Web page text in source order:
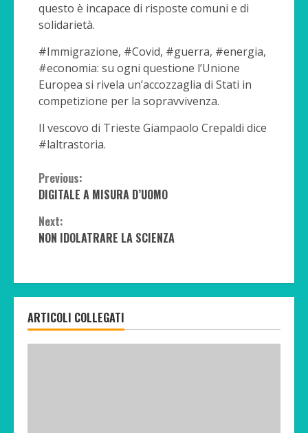
questo è incapace di risposte comuni e di
solidarietà.
#Immigrazione, #Covid, #guerra, #energia,
#economia: su ogni questione l’Unione
Europea si rivela un’accozzaglia di Stati in
competizione per la sopravvivenza.
Il vescovo di Trieste Giampaolo Crepaldi dice
#laltrastoria.
Continue
Reading
Previous:
DIGITALE A MISURA D’UOMO
Next:
NON IDOLATRARE LA SCIENZA
ARTICOLI COLLEGATI